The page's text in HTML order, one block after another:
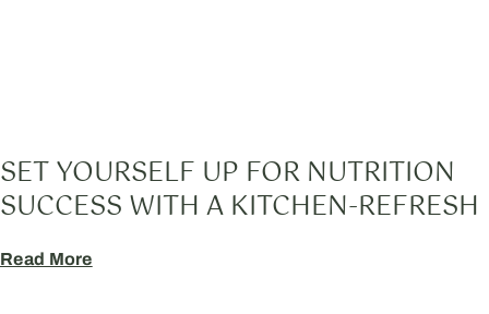
SET YOURSELF UP FOR NUTRITION
SUCCESS WITH A KITCHEN-REFRESH
Read More